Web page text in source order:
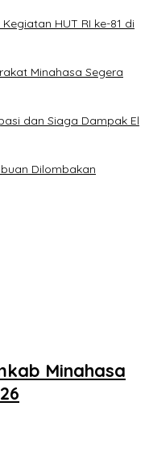
HUT RI ke-81 di
Minahasa Segera
dan Siaga Dampak El
Dilombakan
Minahasa